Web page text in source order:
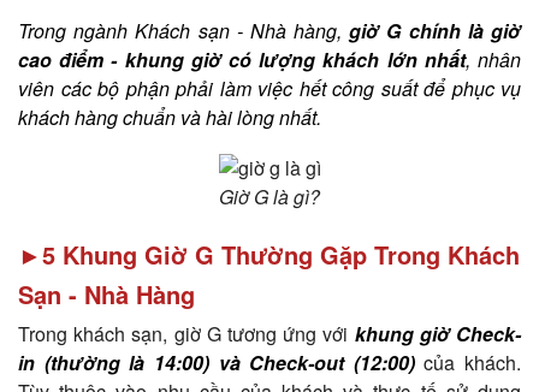
Trong ngành Khách sạn - Nhà hàng,giờ G chính là giờ
cao điểm - khung giờ có lượng khách lớn nhất, nhân
viên các bộ phận phải làm việc hết công suất để phục vụ
khách hàng chuẩn và hài lòng nhất.
Giờ G là gì?
►5 Khung Giờ G Thường Gặp Trong Khách
Sạn - Nhà Hàng
Trong khách sạn, giờ G tương ứng với khung giờ Check-
in (thường là 14:00) và Check-out (12:00)của khách.